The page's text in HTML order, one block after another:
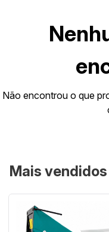
Não encontrou o que
Mais vendidos